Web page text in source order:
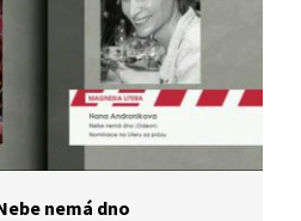
nemá dno